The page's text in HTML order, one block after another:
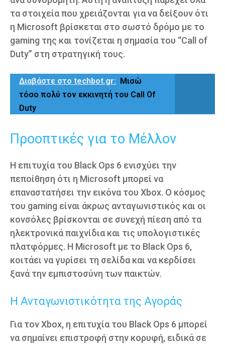
τα στοιχεία που χρειάζονται για να δείξουν ότι
η Microsoft βρίσκεται στο σωστό δρόμο με το
gaming της και τονίζεται η σημασία του “Call of
Duty” στη στρατηγική τους.
Διαβάστε στο techbot.gr:
Μισώ
τόσο πολύ τον εκκινητή του Call Of
Duty
Προοπτικές για το Μέλλον
Η επιτυχία του Black Ops 6 ενισχύει την
πεποίθηση ότι η Microsoft μπορεί να
επαναστατήσει την εικόνα του Xbox. Ο κόσμος
του gaming είναι άκρως ανταγωνιστικός και οι
κονσόλες βρίσκονται σε συνεχή πίεση από τα
ηλεκτρονικά παιχνίδια και τις υπολογιστικές
πλατφόρμες. Η Microsoft με το Black Ops 6,
κοιτάει να γυρίσει τη σελίδα και να κερδίσει
ξανά την εμπιστοσύνη των παικτών.
Η Ανταγωνιστικότητα της Αγοράς
Για τον Xbox, η επιτυχία του Black Ops 6 μπορεί
να σημαίνει επιστροφή στην κορυφή, ειδικά σε